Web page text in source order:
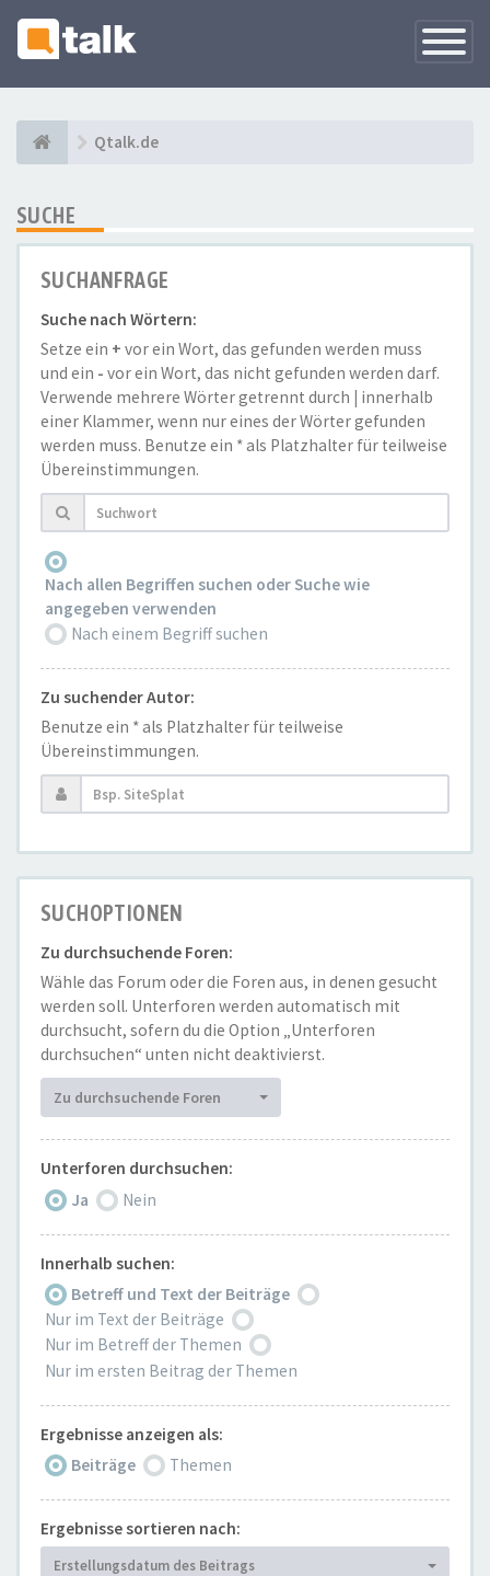
Qtalk.de
SUCHE
SUCHANFRAGE
Suche nach Wörtern:
Setze ein + vor ein Wort, das gefunden werden muss
und ein - vor ein Wort, das nicht gefunden werden darf.
Verwende mehrere Wörter getrennt durch | innerhalb
einer Klammer, wenn nur eines der Wörter gefunden
werden muss. Benutze ein * als Platzhalter für teilweise
Übereinstimmungen.
Nach allen Begriffen suchen oder Suche wie
angegeben verwenden
Nach einem Begriff suchen
Zu suchender Autor:
Benutze ein * als Platzhalter für teilweise
Übereinstimmungen.
SUCHOPTIONEN
Zu durchsuchende Foren:
Wähle das Forum oder die Foren aus, in denen gesucht
werden soll. Unterforen werden automatisch mit
durchsucht, sofern du die Option „Unterforen
durchsuchen“ unten nicht deaktivierst.
Zu durchsuchende Foren
Unterforen durchsuchen:
Ja
Nein
Innerhalb suchen:
Betreff und Text der Beiträge
Nur im Text der Beiträge
Nur im Betreff der Themen
Nur im ersten Beitrag der Themen
Ergebnisse anzeigen als:
Beiträge
Themen
Ergebnisse sortieren nach:
Erstellungsdatum des Beitrags